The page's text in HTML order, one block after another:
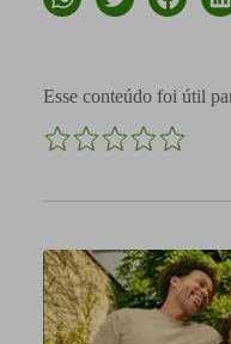
Esse conteúdo foi útil